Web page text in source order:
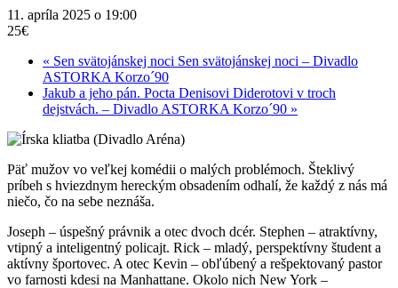
11. apríla 2025 o 19:00
25€
« Sen svätojánskej noci Sen svätojánskej noci – Divadlo
ASTORKA Korzo´90
Jakub a jeho pán. Pocta Denisovi Diderotovi v troch
dejstvách. – Divadlo ASTORKA Korzo´90 »
Päť mužov vo veľkej komédii o malých problémoch. Šteklivý
príbeh s hviezdnym hereckým obsadením odhalí, že každý z nás má
niečo, čo na sebe neznáša.
Joseph – úspešný právnik a otec dvoch dcér. Stephen – atraktívny,
vtipný a inteligentný policajt. Rick – mladý, perspektívny študent a
aktívny športovec. A otec Kevin – obľúbený a rešpektovaný pastor
vo farnosti kdesi na Manhattane. Okolo nich New York –